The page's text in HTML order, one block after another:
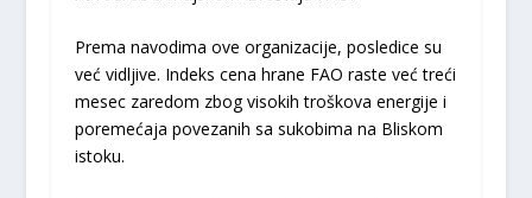
Prema navodima ove organizacije, posledice su
već vidljive. Indeks cena hrane FAO raste već treći
mesec zaredom zbog visokih troškova energije i
poremećaja povezanih sa sukobima na Bliskom
istoku.